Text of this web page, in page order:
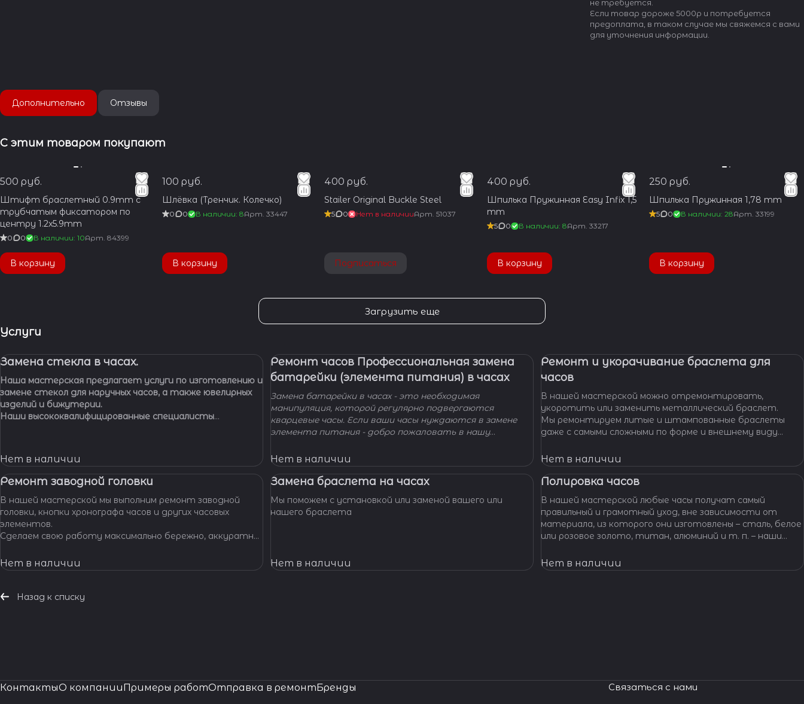
не требуется.
Если товар дороже 5000р и потребуется
предоплата, в таком случае мы свяжемся с вами
для уточнения информации.
Дополнительно Отзывы
С этим товаром покупают
500 руб.
Штифт браслетный 0.9mm с
трубчатым фиксатором по
центру 1.2x5.9mm
0 0 В наличии: 10Арт. 84399
В корзину
100 руб.
Шлёвка (Тренчик. Колечко)
0 0 В наличии: 8Арт.33447
В корзину
400 руб.
Stailer Original Buckle Steel
5 0 Нет в наличииАрт.51037
Подписаться
400 руб.
Шпилька Пружинная Easy Infix 1,5
mm
5 0 В наличии: 8Арт. 33217
В корзину
250 руб.
Шпилька Пружинная 1,78 mm
5 0 В наличии: 28Арт. 33199
В корзину
Загрузить еще
Услуги
Замена стекла в часах.
Наша мастерская предлагает услуги по изготовлению и
замене стекол для наручных часов, а также ювелирных
изделий и бижутерии.
Наши высококвалифицированные специалисты
Нет в наличии
Ремонт часов Профессиональная замена
батарейки (элемента питания) в часах
Замена батарейки в часах - это необходимая
манипуляция, которой регулярно подвергаются
кварцевые часы. Если ваши часы нуждаются в замене
элемента питания - добро пожаловать в нашу
вам решить вашу проблему и произведут замену
батарейки профессионально, быстро, качественно и по
доступной цене.
Нет в наличии
Ремонт и укорачивание браслета для
часов
В нашей мастерской можно отремонтировать,
укоротить или заменить металлический браслет.
Мы ремонтируем литые и штампованные браслеты
даже с самыми сложными по форме и внешнему виду
Нет в наличии
Ремонт заводной головки
В нашей мастерской мы выполним ремонт заводной
головки, кнопки хронографа часов и других часовых
элементов.
Сделаем свою работу максимально бережно, аккуратно
часов.
Нет в наличии
Замена браслета на часах
Мы поможем с установкой или заменой вашего или
нашего браслета
Нет в наличии
Полировка часов
В нашей мастерской любые часы получат самый
правильный и грамотный уход, вне зависимости от
материала, из которого они изготовлены – сталь, белое
или розовое золото, титан, алюминий и т. п. – наши
материал.
Нет в наличии
Назад к списку
КонтактыО компании Примеры работОтправка в ремонт Бренды Связаться с нами